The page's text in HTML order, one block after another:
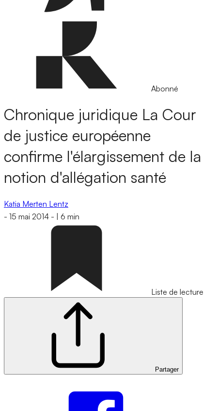
Abonné
Chronique juridique La Cour
de justice européenne
confirme l'élargissement de la
notion d'allégation santé
Katia Merten Lentz
- 15 mai 2014 - 6 min
Liste de lecture
Partager